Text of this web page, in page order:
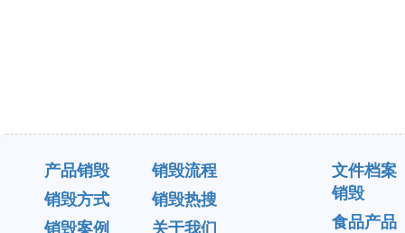
产品销毁
销毁流程
销毁方式
销毁热搜
销毁案例
关于我们
文件档案
销毁
食品产品